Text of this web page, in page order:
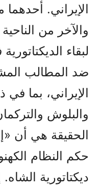
الإيراني. أحدهما
والآخر من
لبقاء
ضد المطالب
الإيراني، بما
والبلوش
الحقيقة هي أن
حكم النظام
ديكتاتورية